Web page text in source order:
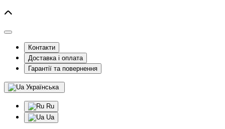
Контакти
Доставка і оплата
Гарантії та повернення
Українська
Ru
Ua